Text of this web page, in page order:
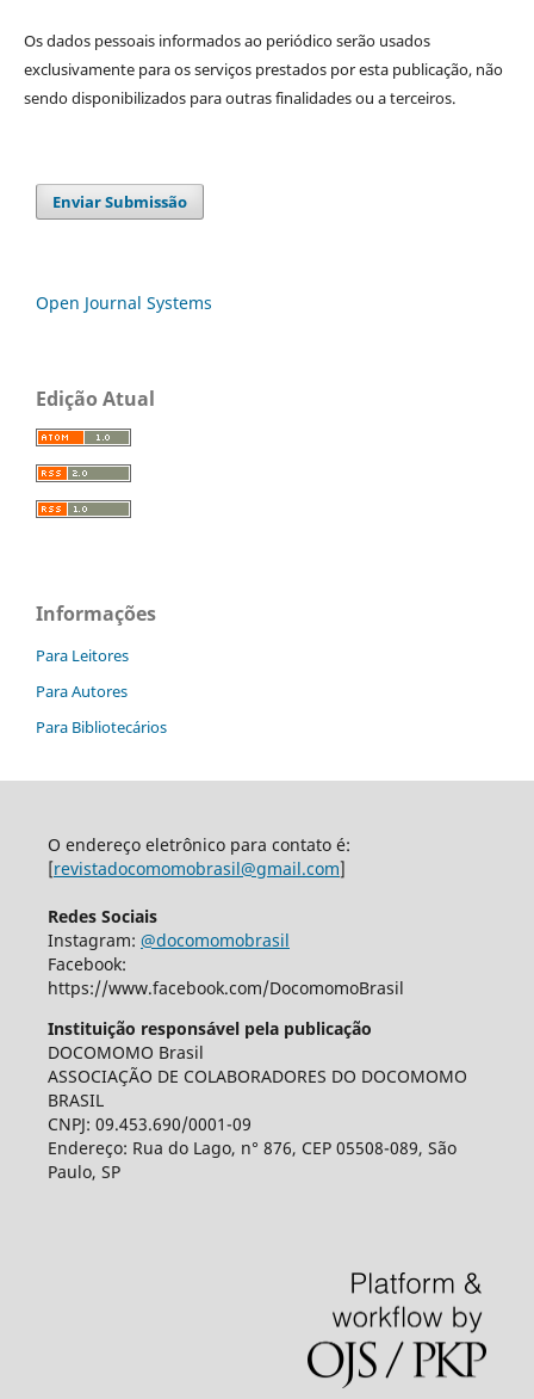
Os dados pessoais informados ao periódico serão usados
exclusivamente para os serviços prestados por esta publicação, não
sendo disponibilizados para outras finalidades ou a terceiros.
Enviar Submissão
Open Journal Systems
Edição Atual
Informações
Para Leitores
Para Autores
Para Bibliotecários
O endereço eletrônico para contato é:
[revistadocomomobrasil@gmail.com]
Redes Sociais
Instagram: @docomomobrasil
Facebook:
https://www.facebook.com/DocomomoBrasil
Instituição responsável pela publicação
DOCOMOMO Brasil
ASSOCIAÇÃO DE COLABORADORES DO DOCOMOMO
BRASIL
CNPJ: 09.453.690/0001-09
Endereço: Rua do Lago, n° 876, CEP 05508-089, São
Paulo, SP